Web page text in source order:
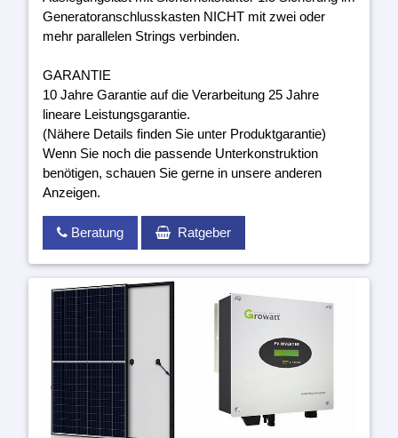
Generatoranschlusskasten NICHT mit zwei oder
mehr parallelen Strings verbinden.
GARANTIE
10 Jahre Garantie auf die Verarbeitung 25 Jahre
lineare Leistungsgarantie.
(Nähere Details finden Sie unter Produktgarantie)
Wenn Sie noch die passende Unterkonstruktion
benötigen, schauen Sie gerne in unsere anderen
Anzeigen.
Beratung Ratgeber